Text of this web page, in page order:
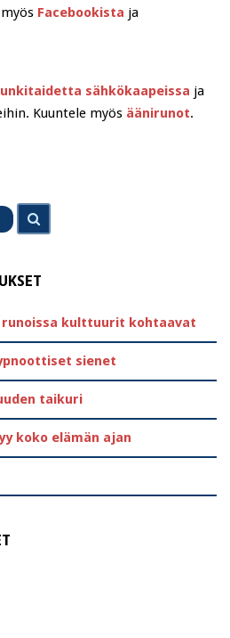
Facebookista ja
sähkökaapeissa ja
Kuuntele myös äänirunot.
runoissa kulttuurit kohtaavat
sienet
taikuri
koko elämän ajan